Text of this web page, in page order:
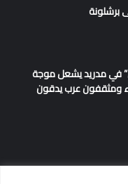
برشلونة
في مدريد يشعل موجة
ومثقفون عرب يدقون